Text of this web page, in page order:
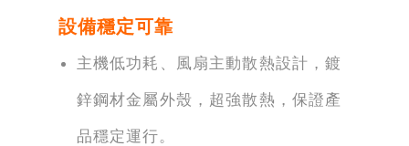
設備穩定可靠
主機低功耗、風扇主動散熱設計，鍍
鋅鋼材金屬外殼，超強散熱，保證產
品穩定運行。